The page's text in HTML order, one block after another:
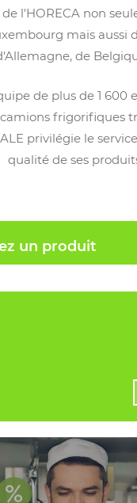
l'HORECA non
mais aussi
de
de plus de 1 600
frigorifiques
privilégie le
qualité de ses
un produit